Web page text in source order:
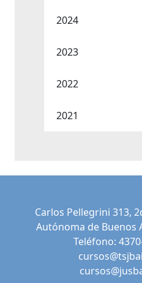
2024
2023
2022
2021
Carlos Pellegrini 313,
Autónoma de Buenos
Teléfono: